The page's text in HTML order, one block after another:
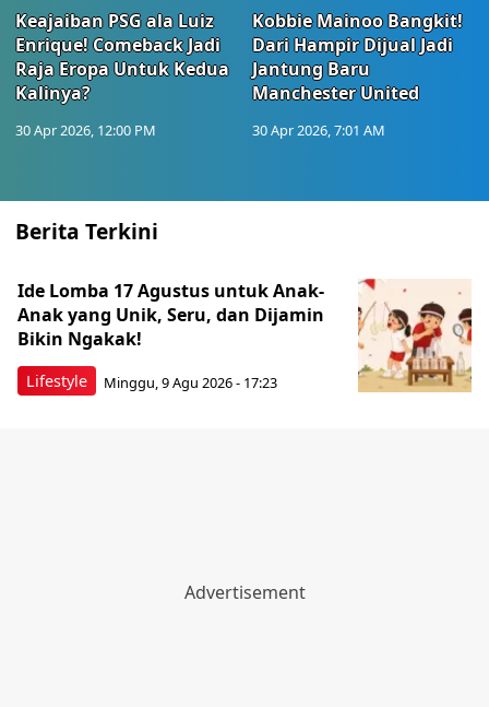
Keajaiban PSG ala Luiz
Enrique! Comeback Jadi
Raja Eropa Untuk Kedua
Kalinya?
30 Apr 2026, 12:00 PM
Kobbie Mainoo Bangkit!
Dari Hampir Dijual Jadi
Jantung Baru
Manchester United
30 Apr 2026, 7:01 AM
Berita Terkini
Lifestyle
Ide Lomba 17 Agustus untuk Anak-
Anak yang Unik, Seru, dan Dijamin
Bikin Ngakak!
Minggu, 9 Agu 2026 - 17:23